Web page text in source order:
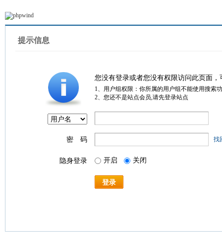
提示信息
您没有登录或者您没有权限访问此页面
1、用户组权限：你所属的用户组不能使用搜索
2、您还不是站点会员,请先登录站点
密 码 找
隐身登录 开启 关闭
登录